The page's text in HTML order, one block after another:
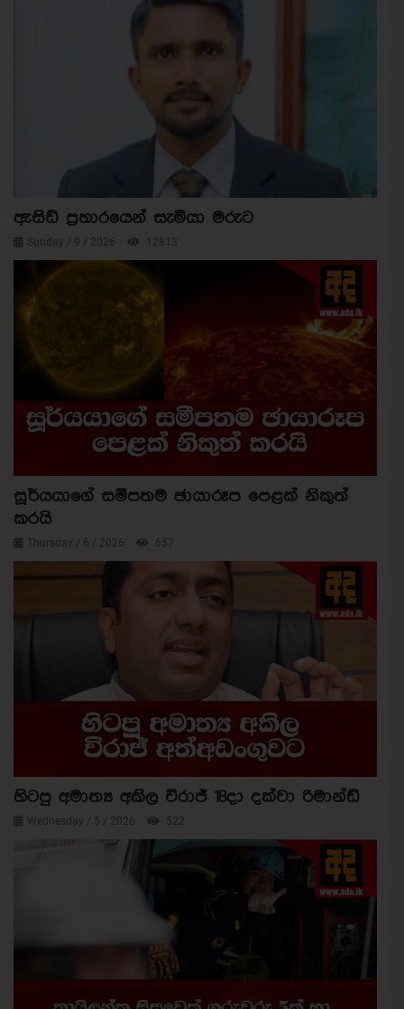
ඇසිඩ් ප්‍රහාරයෙන් සැමියා මරුට
Sunday / 9 / 2026 12813
සූර්යයාගේ සමීපතම ඡායාරූප පෙළක් නිකුත්
කරයි
Thursday / 6 / 2026 657
හිටපු අමාත්‍ය අකිල විරාජ් 18දා දක්වා රිමාන්ඩ්
Wednesday / 5 / 2026 522